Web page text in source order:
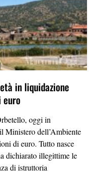
in liquidazione
oggi in
Ministero dell’Ambiente
di euro. Tutto nasce
dichiarato illegittime le
di istruttoria